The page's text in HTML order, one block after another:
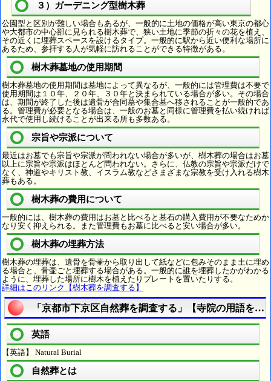
３）ガーデニング型樹木葬
公園型と区別が難しい場合もあるが、一般的に土地の価格が高い東京の都心
や大都市の中心部に見られる樹木葬で、狭い土地に季節の折々の花を植え、
その近くに埋葬スペースを設けるタイプ。一般的に駅から近い便利な場所に
あるため、参拝する人が気軽に訪れることができる特徴がある。
樹木葬墓地の使用期間
樹木葬墓地の使用期間は墓地によって異なるが、一般的には管理費は不要で
使用期間は１０年、２０年、３０年と決まられている場合が多い。その場合
は、期間が終了した後は遺骨が合同墓や集合墓へ移されることが一般的であ
る。管理費が必要となる場合は、一般のお墓と同様に管理費を払い続ければ
永代で使用し続けることが出来る所も多数ある。
宗旨や宗派について
最近はお墓でも宗旨や宗派が問われない場合が多いが、樹木葬の場合はお墓
以上に宗旨や宗派はほとんど問われない。さらに、仏教の宗旨や宗派だけで
なく、神道やキリスト教、イスラム教などさまざまな宗教を受け入れる樹木
葬もある。
樹木葬の費用について
一般的には、樹木葬の費用はお墓と比べると墓石の購入費用が不要なためか
なり安く抑えられる。また管理費もお墓に比べると安い場合が多い。
樹木葬の埋葬方法
樹木葬の埋葬は、遺骨を骨壷から取り出して紙などに包みそのまま土に埋め
る場合と、骨壷ごと埋葬する場合がある。一般的に誰を埋葬したかがわかる
ように、埋葬した場所に樹木を植えたりプレートを置いたりする。
詳細はこのリンク【樹木葬を調査する】
「京都市下京区自然葬を調査する」【寺院の用語を調
英語
【英語】 Natural Burial
自然葬とは